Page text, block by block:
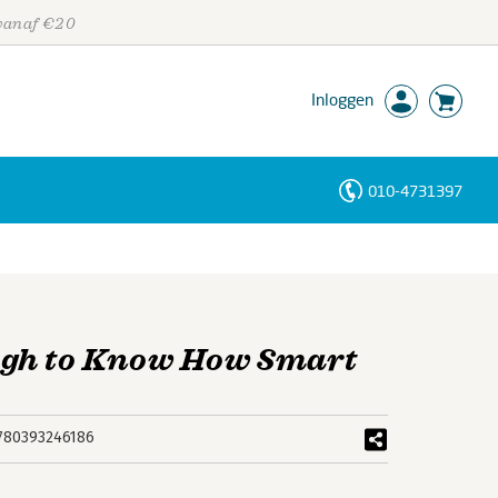
€20
Inloggen
010-4731397
to Know How Smart
Personen